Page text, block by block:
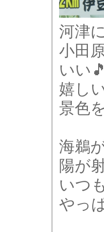
河津
小田
いい🎵
嬉し
景色
海鵜
陽が
いつ
やっ